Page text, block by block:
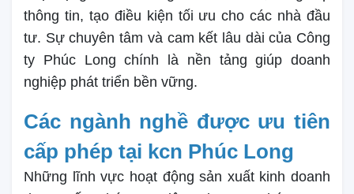
thông tin, tạo điều kiện tối ưu cho các nhà đầu
tư. Sự chuyên tâm và cam kết lâu dài của Công
ty Phúc Long chính là nền tảng giúp doanh
nghiệp phát triển bền vững.
Các ngành nghề được ưu tiên
cấp phép tại kcn Phúc Long
Những lĩnh vực hoạt động sản xuất kinh doanh